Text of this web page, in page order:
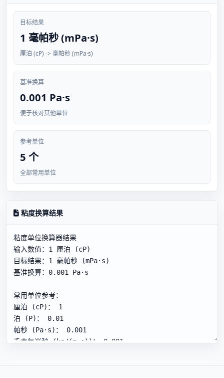
目标结果
1 毫帕秒 (mPa·s)
厘泊 (cP) -> 毫帕秒 (mPa·s)
基准换算
0.001 Pa·s
便于核对其他单位
参考单位
5 个
全部常用单位
粘度换算结果